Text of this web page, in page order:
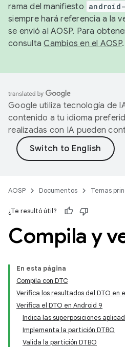
rama del manifiesto
siempre hará referencia a la
se envió al AOSP. Para
consultaCambios en el AOSP.
Google utiliza tecnología de
contenido a tu idioma
realizadas con IA pueden
AOSP Documentos Temas
¿Te resultó útil?
Compila y
En esta página
Compila con DTC
Verifica los resultados del DTO en
Verifica el DTO en Android 9
Indica las superposiciones
Implementa la partición DTBO
Valida la partición DTBO